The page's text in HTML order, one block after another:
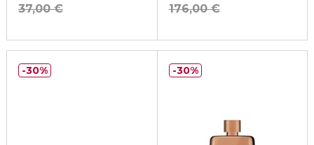
37,00 €
176,00 €
30% 30%